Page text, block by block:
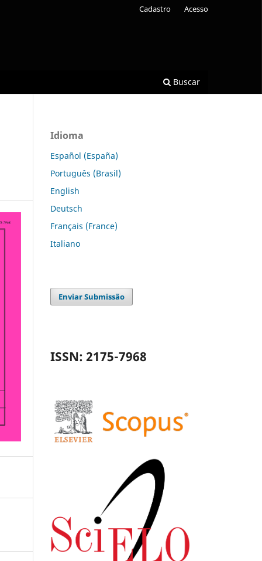
Buscar
Cadastro Acesso
Idioma
Español (España)
Português (Brasil)
English
Deutsch
Français (France)
Italiano
Enviar Submissão
ISSN: 2175-7968